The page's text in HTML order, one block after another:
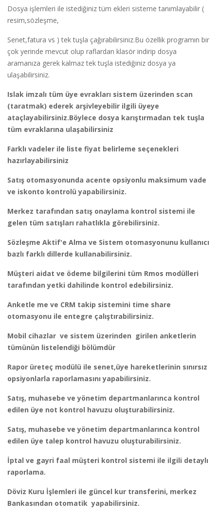
Dosya işlemleri ile istediğiniz tüm ekleri sisteme tanımlayabilir (
resim,sözleşme,
Senet,fatura vs ) tek tuşla çağırabilirsiniz.Bu özellik programın bir
çok yerinde mevcut olup raflardan klasör indirip dosya
aramanıza gerek kalmaz tek tuşla istediğiniz dosya ya
ulaşabilirsiniz.
Islak imzalı tüm üye evrakları sistem üzerinden scan
(taratmak) ederek arşivleyebilir ilgili üyeye
ataçlayabilirsiniz.Böylece dosya karıştırmadan tek tuşla
tüm evraklarına ulaşabilirsiniz
Farklı vadeler ile liste fiyat belirleme seçenekleri
hazırlayabilirsiniz
Satış otomasyonunda acente opsiyonlu maksimum vade
ve iskonto kontrolü yapabilirsiniz.
Merkez tarafından satış onaylama kontrol sistemi ile
gelen tüm satışları rahatlıkla görebilirsiniz.
Sözleşme Aktif'e Alma ve Sistem otomasyonunu kullanıcı
bazlı farklı dillerde kullanabilirsiniz.
Müşteri aidat ve ödeme bilgilerini tüm Rmos modülleri
tarafından yetki dahilinde kontrol edebilirsiniz.
Anketle me ve CRM takip sistemini time share
otomasyonu ile entegre çalıştırabilirsiniz.
Mobil cihazlar ve sistem üzerinden girilen anketlerin
tümünün listelendiği bölümdür
Rapor üreteç modülü ile senet,üye hareketlerinin sınırsız
opsiyonlarla raporlamasını yapabilirsiniz.
Satış, muhasebe ve yönetim departmanlarınca kontrol
edilen üye not kontrol havuzu oluşturabilirsiniz.
Satış, muhasebe ve yönetim departmanlarınca kontrol
edilen üye talep kontrol havuzu oluşturabilirsiniz.
İptal ve gayri faal müşteri kontrol sistemi ile ilgili detaylı
raporlama.
Döviz Kuru İşlemleri ile güncel kur transferini, merkez
Bankasından otomatik yapabilirsiniz.